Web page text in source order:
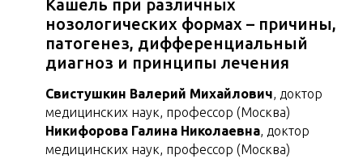
Кашель при различных
нозологических формах – причины,
патогенез, дифференциальный
диагноз и принципы лечения
Свистушкин Валерий Михайлович, доктор
медицинских наук, профессор (Москва)
Никифорова Галина Николаевна, доктор
медицинских наук, профессор (Москва)